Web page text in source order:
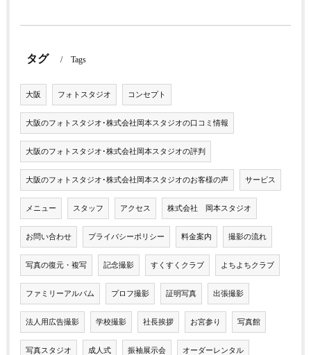
タグ Tags
大阪 フォトスタジオ コンセプト
大阪のフォトスタジオ･株式会社岡本スタジオの口コミ情報
大阪のフォトスタジオ･株式会社岡本スタジオの評判
大阪のフォトスタジオ･株式会社岡本スタジオのお客様の声 サービス
メニュー スタッフ アクセス 株式会社 岡本スタジオ
お問い合わせ プライバシーポリシー 料金案内 撮影の流れ
写真の復元・複写 記念撮影 すくすくクラブ よちよちクラブ
ファミリーアルバム プロフ撮影 証明写真 出張撮影
法人用広告撮影 学校撮影 社長挨拶 お宮参り 写真館
写真スタジオ 成人式 振袖展示会 オーダーレンタル